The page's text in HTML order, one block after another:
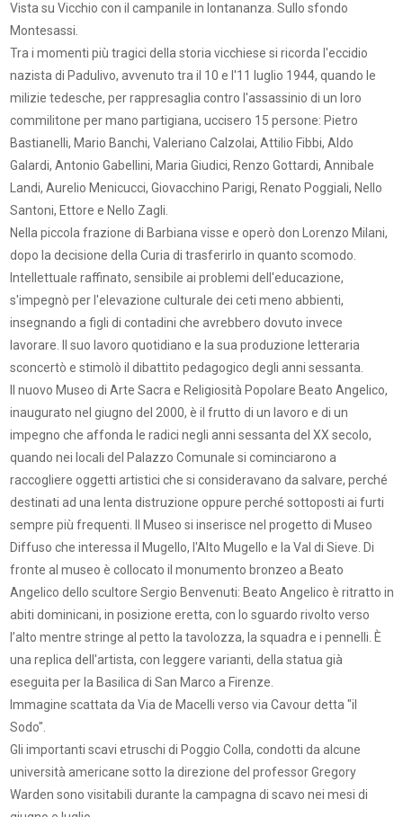
Vista su Vicchio con il campanile in lontananza. Sullo sfondo
Montesassi.
Tra i momenti più tragici della storia vicchiese si ricorda l'eccidio
nazista di Padulivo, avvenuto tra il 10 e l'11 luglio 1944, quando le
milizie tedesche, per rappresaglia contro l'assassinio di un loro
commilitone per mano partigiana, uccisero 15 persone: Pietro
Bastianelli, Mario Banchi, Valeriano Calzolai, Attilio Fibbi, Aldo
Galardi, Antonio Gabellini, Maria Giudici, Renzo Gottardi, Annibale
Landi, Aurelio Menicucci, Giovacchino Parigi, Renato Poggiali, Nello
Santoni, Ettore e Nello Zagli.
Nella piccola frazione di Barbiana visse e operò don Lorenzo Milani,
dopo la decisione della Curia di trasferirlo in quanto scomodo.
Intellettuale raffinato, sensibile ai problemi dell'educazione,
s'impegnò per l'elevazione culturale dei ceti meno abbienti,
insegnando a figli di contadini che avrebbero dovuto invece
lavorare. Il suo lavoro quotidiano e la sua produzione letteraria
sconcertò e stimolò il dibattito pedagogico degli anni sessanta.
Il nuovo Museo di Arte Sacra e Religiosità Popolare Beato Angelico,
inaugurato nel giugno del 2000, è il frutto di un lavoro e di un
impegno che affonda le radici negli anni sessanta del XX secolo,
quando nei locali del Palazzo Comunale si cominciarono a
raccogliere oggetti artistici che si consideravano da salvare, perché
destinati ad una lenta distruzione oppure perché sottoposti ai furti
sempre più frequenti. Il Museo si inserisce nel progetto di Museo
Diffuso che interessa il Mugello, l'Alto Mugello e la Val di Sieve. Di
fronte al museo è collocato il monumento bronzeo a Beato
Angelico dello scultore Sergio Benvenuti: Beato Angelico è ritratto in
abiti dominicani, in posizione eretta, con lo sguardo rivolto verso
l’alto mentre stringe al petto la tavolozza, la squadra e i pennelli. È
una replica dell'artista, con leggere varianti, della statua già
eseguita per la Basilica di San Marco a Firenze.
Immagine scattata da Via de Macelli verso via Cavour detta "il
Sodo".
Gli importanti scavi etruschi di Poggio Colla, condotti da alcune
università americane sotto la direzione del professor Gregory
Warden sono visitabili durante la campagna di scavo nei mesi di